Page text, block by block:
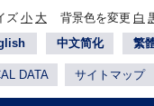
ズ 小 大 背景色を変更 白
中文简化 繁
DATA サイトマップ